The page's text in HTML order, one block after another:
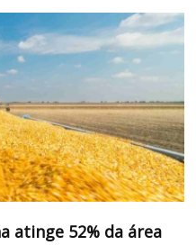
atinge 52% da área